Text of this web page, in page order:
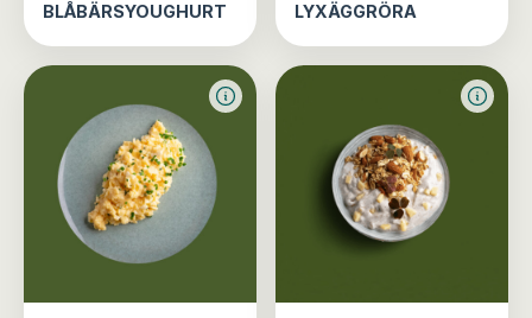
BLÅBÄRSYOUGHURT LYXÄGGRÖRA